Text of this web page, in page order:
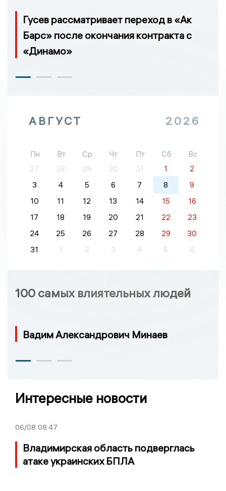
Гусев рассматривает переход в «Ак
Барс» после окончания контракта с
«Динамо»
АВГУСТ 2026
Пн Вт Ср Чт Пт Сб
Вс
27
28 29 30 31 1
2
3
4 5 6 7 8
9
10
11 12 13 14 15
16
17
18 19 20 21 22
23
24
25 26 27 28 29
30
31
1 2 3 4 5 6
100 самых влиятельных людей
Вадим Александрович Минаев
Интересные новости
06/08 08:47
Владимирская область подверглась
атаке украинских БПЛА